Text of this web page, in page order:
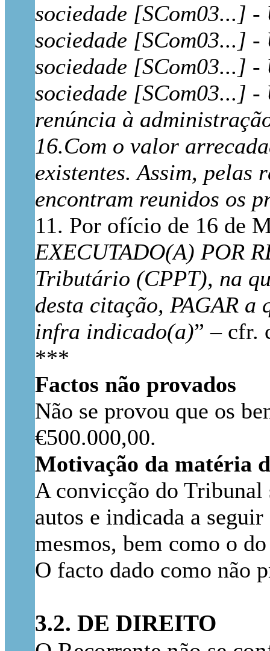
sociedade [SCom03...]
sociedade [SCom03...]
sociedade [SCom03...]
sociedade [SCom03...] -
renúncia à
16.Com o valor
existentes. Assim, pelas
encontram reunidos os
11. Por ofício de 16 de
EXECUTADO(A) POR
Tributário (CPPT), na
desta citação, PAGAR a
infra indicado(a)” – cfr.
***
Factos não provados
Não se provou que os
€500.000,00.
Motivação da matéria
A convicção do Tribunal
autos e indicada a
mesmos, bem como o
O facto dado como não
3.2. DE DIREITO